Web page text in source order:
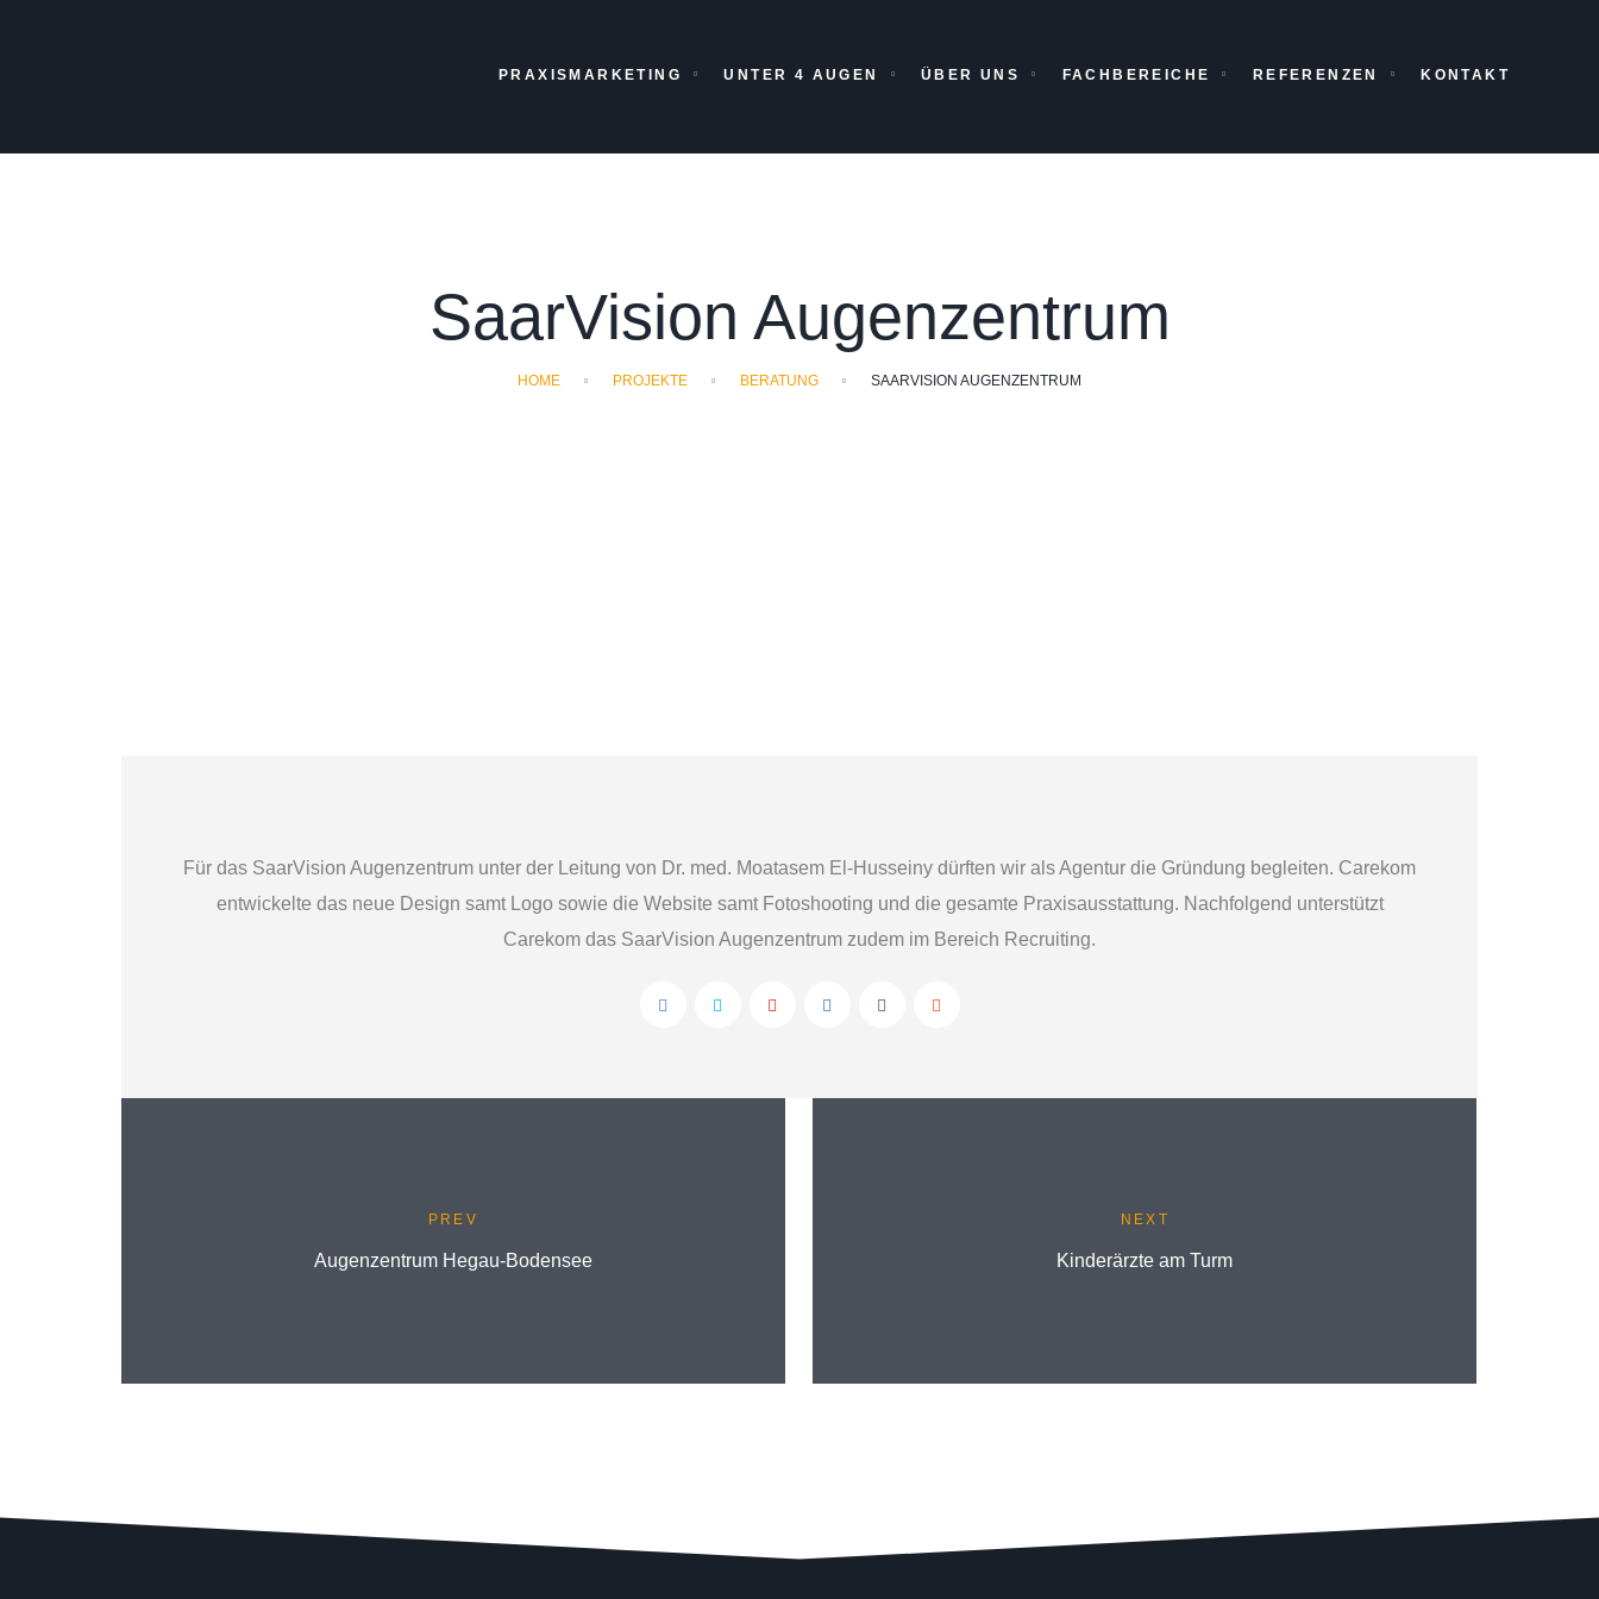
PRAXISMARKETING UNTER 4 AUGEN ÜBER UNS FACHBEREICHE REFERENZEN KONTAKT
SaarVision Augenzentrum
HOME PROJEKTE BERATUNG SAARVISION AUGENZENTRUM
Für das SaarVision Augenzentrum unter der Leitung von Dr. med. Moatasem El-Husseiny dürften wir als Agentur die Gründung begleiten. Carekom
entwickelte das neue Design samt Logo sowie die Website samt Fotoshooting und die gesamte Praxisausstattung. Nachfolgend unterstützt
Carekom das SaarVision Augenzentrum zudem im Bereich Recruiting.
PREV
Augenzentrum Hegau-Bodensee
NEXT
Kinderärzte am Turm